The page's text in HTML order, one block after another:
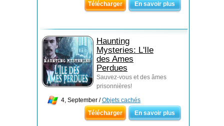
Télécharger
En savoir plus
Haunting
Mysteries: L'Ile
des Ames
Perdues
Sauvez-vous et des âmes
prisonnières!
4, September /Objets cachés
Télécharger
En savoir plus